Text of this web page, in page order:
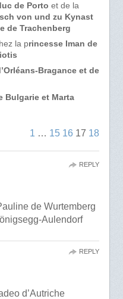
de Porto et de la
von und zu Kynast
de Trachenberg
la princesse Iman de
Bragance et de
Bulgarie et Marta
1 … 15 16 17 18
de Wurtemberg
Aulendorf
REPLY
d’Autriche
REPLY